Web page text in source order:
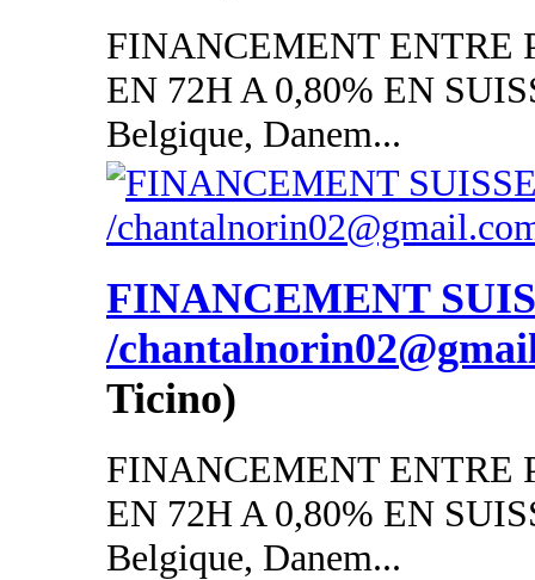
FINANCEMENT ENTRE
EN 72H A 0,80% EN
Belgique, Danem...
FINANCEMENT
/
Ticino)
FINANCEMENT ENTRE
EN 72H A 0,80% EN
Belgique, Danem...